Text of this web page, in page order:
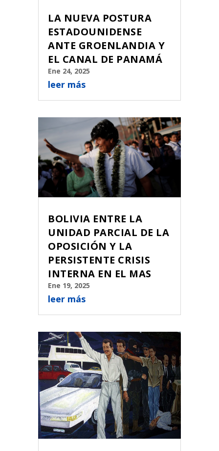
LA NUEVA POSTURA
ESTADOUNIDENSE
ANTE GROENLANDIA Y
EL CANAL DE PANAMÁ
Ene 24, 2025
leer más
BOLIVIA ENTRE LA
UNIDAD PARCIAL DE LA
OPOSICIÓN Y LA
PERSISTENTE CRISIS
INTERNA EN EL MAS
Ene 19, 2025
leer más